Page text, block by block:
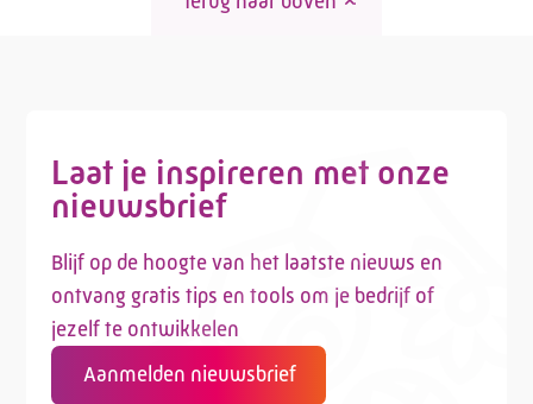
Laat je inspireren met onze
nieuwsbrief
Blijf op de hoogte van het laatste nieuws en
ontvang gratis tips en tools om je bedrijf of
jezelf te ontwikkelen
Aanmelden nieuwsbrief